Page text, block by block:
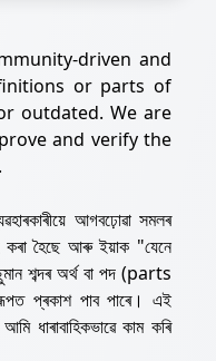
driven and
or parts of
outdated. We are
and verify the
আগবঢ়োৱা সমলৰ
হৈছে আৰু ইয়াক "যেনে
শব্দৰ অৰ্থ বা পদ (parts
প্ৰকাশ পাব পাৰে। এই
ধাৰাবাহিকভাৱে কাম কৰি